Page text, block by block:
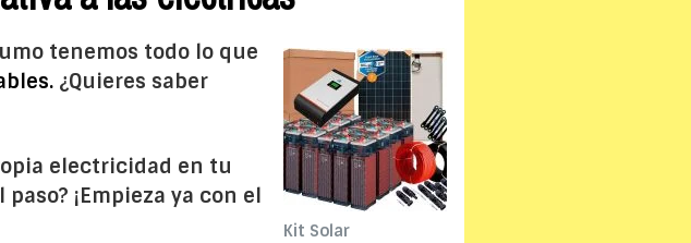
Kit Solar
tenemos todo lo que
¿Quieres saber
electricidad en tu
¡Empieza ya con el